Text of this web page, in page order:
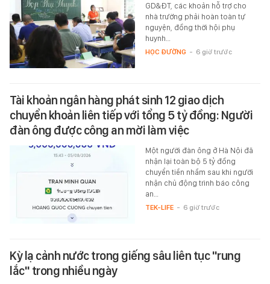
GD&ĐT, các khoản hỗ trợ cho
nhà trường phải hoàn toàn tự
nguyện, đồng thời hội phụ
huynh…
HỌC ĐƯỜNG - 6 giờ trước
Tài khoản ngân hàng phát sinh 12 giao dịch
chuyển khoản liên tiếp với tổng 5 tỷ đồng: Người
đàn ông được công an mời làm việc
Một người đàn ông ở Hà Nội đã
nhận lại toàn bộ 5 tỷ đồng
chuyển tiền nhầm sau khi người
nhận chủ động trình báo công
an…
TEK-LIFE - 6 giờ trước
Kỳ lạ cảnh nước trong giếng sâu liên tục "rung
lắc" trong nhiều ngày